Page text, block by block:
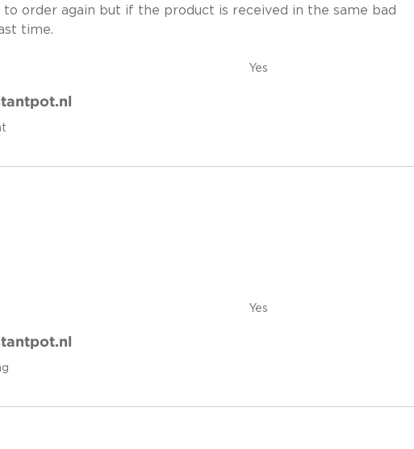
to order again but if the product is received in the same bad
time.
Yes
Yes